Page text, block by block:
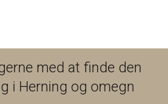
med at finde den
i Herning og omegn